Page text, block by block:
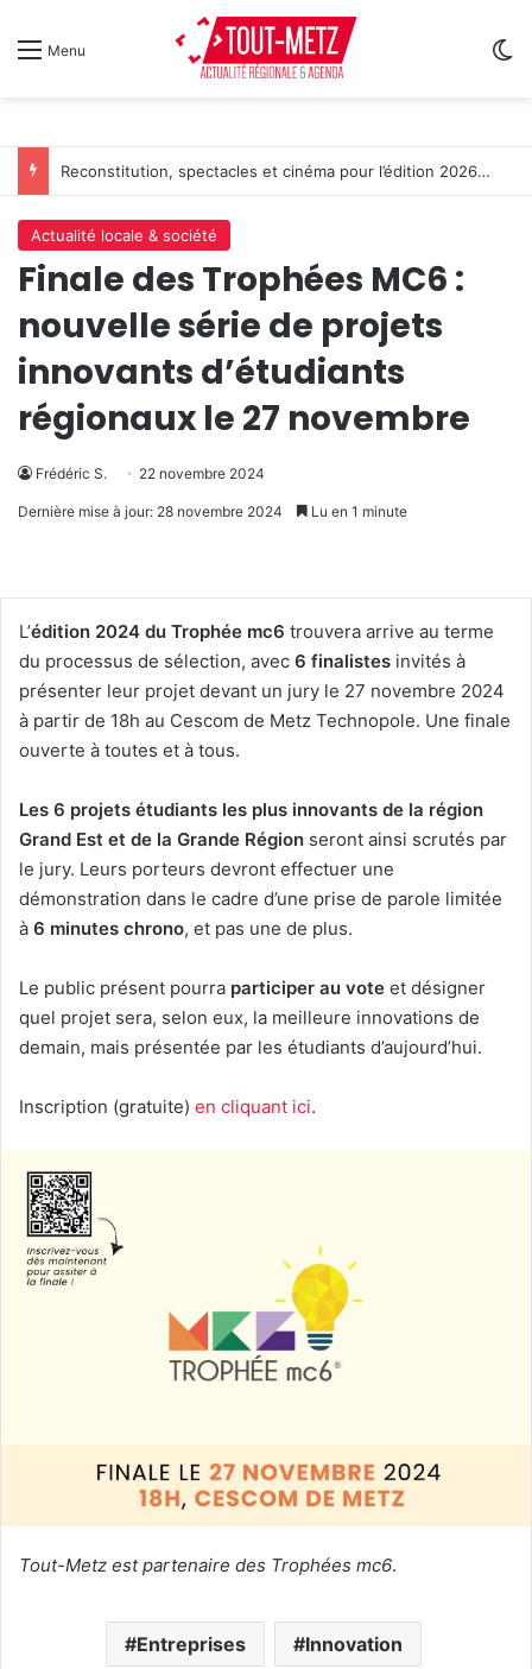
Menu
Reconstitution, spectacles et cinéma pour l’édition 2026 de « Ça tombe comme à Gravelotte »
Actualité locale & société
Finale des Trophées MC6 :
nouvelle série de projets
innovants d’étudiants
régionaux le 27 novembre
Frédéric S. 22 novembre 2024
Dernière mise à jour: 28 novembre 2024 Lu en 1 minute
L’édition 2024 du Trophée mc6 trouvera arrive au terme
du processus de sélection, avec 6 finalistes invités à
présenter leur projet devant un jury le 27 novembre 2024
à partir de 18h au Cescom de Metz Technopole. Une finale
ouverte à toutes et à tous.
Les 6 projets étudiants les plus innovants de la région
Grand Est et de la Grande Région seront ainsi scrutés par
le jury. Leurs porteurs devront effectuer une
démonstration dans le cadre d’une prise de parole limitée
à 6 minutes chrono, et pas une de plus.
Le public présent pourra participer au vote et désigner
quel projet sera, selon eux, la meilleure innovations de
demain, mais présentée par les étudiants d’aujourd’hui.
Inscription (gratuite) en cliquant ici.
Tout-Metz est partenaire des Trophées mc6.
Entreprises Innovation